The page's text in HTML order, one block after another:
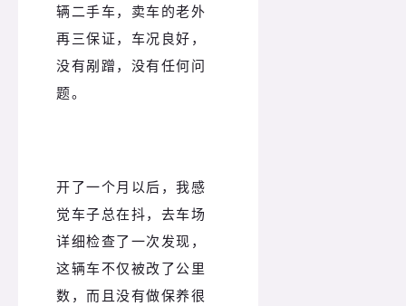
辆二手车，卖车的老外
再三保证，车况良好，
没有剐蹭，没有任何问
题。
开了一个月以后，我感
觉车子总在抖，去车场
详细检查了一次发现，
这辆车不仅被改了公里
数，而且没有做保养很